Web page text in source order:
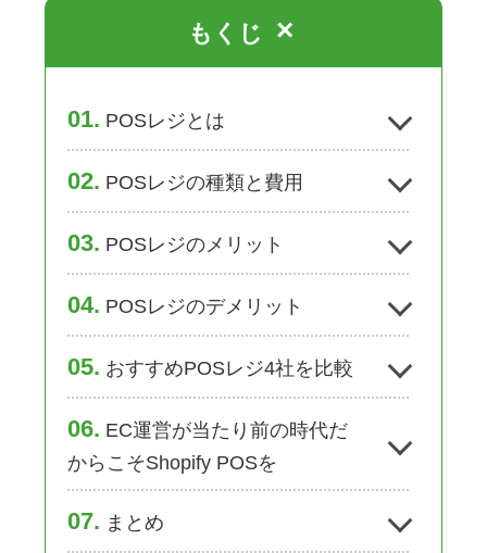
もくじ ×
1 POSレジとは
2 POSレジの種類と費用
3 POSレジのメリット
4 POSレジのデメリット
5 おすすめPOSレジ4社を比較
6 EC運営が当たり前の時代だ
からこそShopify POSを
7 まとめ